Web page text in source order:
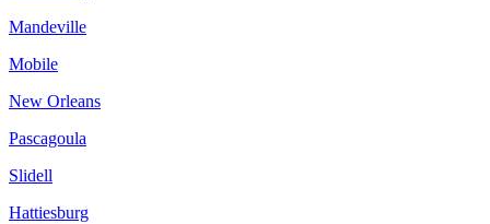
Mandeville
Mobile
New Orleans
Pascagoula
Slidell
Hattiesburg